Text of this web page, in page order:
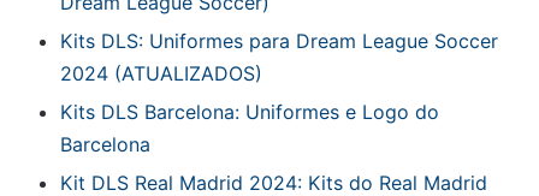
Kits DLS: Uniformes para Dream League Soccer
2024 (ATUALIZADOS)
Kits DLS Barcelona: Uniformes e Logo do
Barcelona
Kit DLS Real Madrid 2024: Kits do Real Madrid